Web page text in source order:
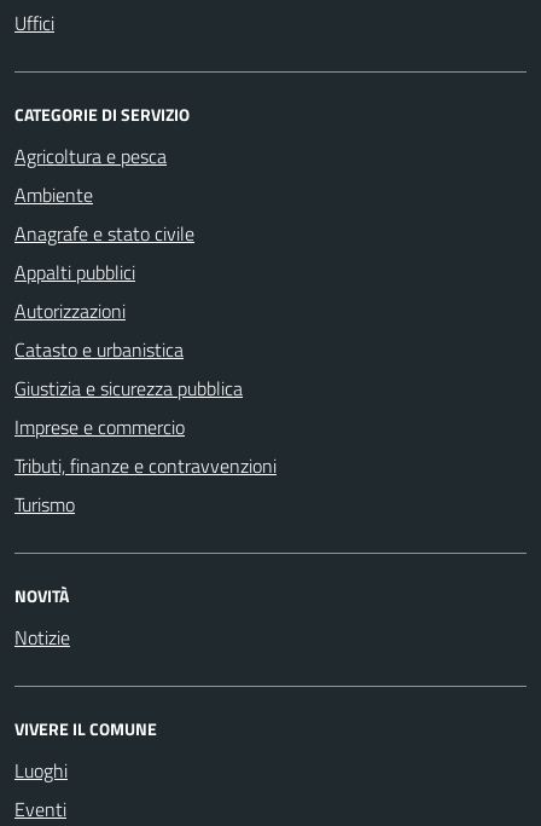
Uffici
CATEGORIE DI SERVIZIO
Agricoltura e pesca
Ambiente
Anagrafe e stato civile
Appalti pubblici
Autorizzazioni
Catasto e urbanistica
Giustizia e sicurezza pubblica
Imprese e commercio
Tributi, finanze e contravvenzioni
Turismo
NOVITÀ
Notizie
VIVERE IL COMUNE
Luoghi
Eventi